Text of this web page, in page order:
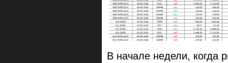
В начале недели, когда